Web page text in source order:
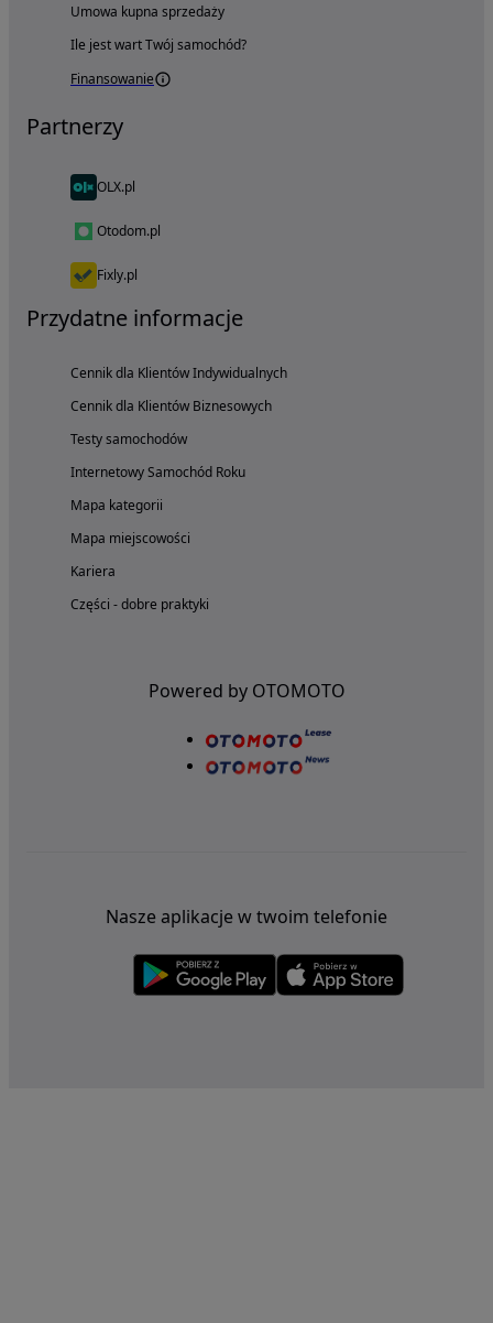
Umowa kupna sprzedaży
Ile jest wart Twój samochód?
Finansowanie
Partnerzy
OLX.pl
Otodom.pl
Fixly.pl
Przydatne informacje
Cennik dla Klientów Indywidualnych
Cennik dla Klientów Biznesowych
Testy samochodów
Internetowy Samochód Roku
Mapa kategorii
Mapa miejscowości
Kariera
Części - dobre praktyki
Powered by OTOMOTO
Nasze aplikacje w twoim telefonie